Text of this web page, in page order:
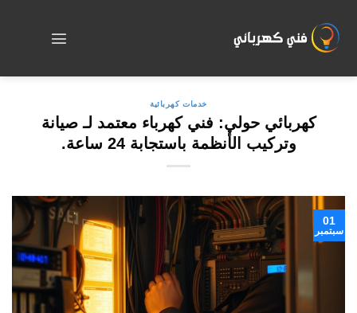
content
خدمات كهربائية
كهربائي حولي: فني كهرباء معتمد لـ صيانة
وتركيب الأنظمة باستجابة 24 ساعة.
01
سبتمبر